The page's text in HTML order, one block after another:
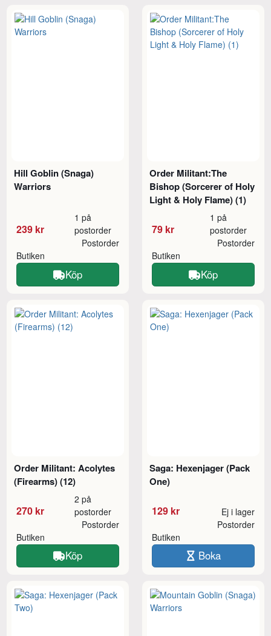
Hill Goblin (Snaga)
Warriors
239 kr
1 på
postorder
Butiken
Postorder
Köp
Order Militant:The
Bishop (Sorcerer of Holy
Light & Holy Flame) (1)
79 kr
1 på
postorder
Butiken
Postorder
Köp
Order Militant: Acolytes
(Firearms) (12)
270 kr
2 på
postorder
Butiken
Postorder
Köp
Saga: Hexenjager (Pack
One)
129 kr Ej i lager
Butiken
Postorder
Boka